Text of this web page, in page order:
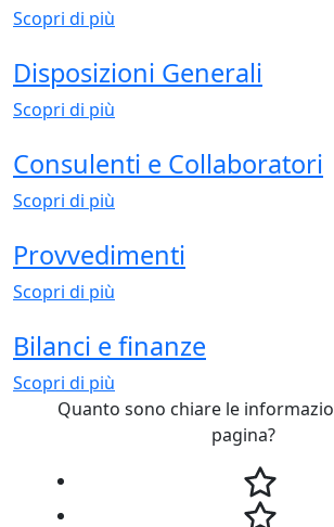
Scopri di più
Disposizioni Generali
Scopri di più
Consulenti e Collaboratori
Scopri di più
Provvedimenti
Scopri di più
Bilanci e finanze
Scopri di più
Quanto sono chiare le
pagina?